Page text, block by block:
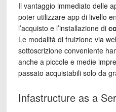
Il vantaggio immediato delle
poter utilizzare app di livello
l’acquisto e l’installazione di
Le modalità di fruizione via
sottoscrizione conveniente
anche a piccole e medie
passato acquistabili solo da
Infastructure as a